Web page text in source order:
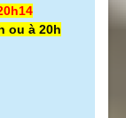
ou à 20h